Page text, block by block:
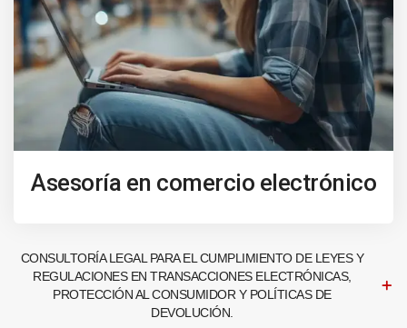
Asesoría en comercio electrónico
CONSULTORÍA LEGAL PARA EL CUMPLIMIENTO DE LEYES Y
REGULACIONES EN TRANSACCIONES ELECTRÓNICAS,
PROTECCIÓN AL CONSUMIDOR Y POLÍTICAS DE
DEVOLUCIÓN.